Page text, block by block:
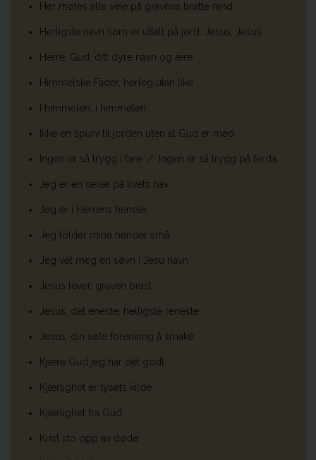
Her møtes alle veie på gravens bratte rand
Herligste navn som er uttalt på jord: Jesus, Jesus
Herre, Gud, ditt dyre navn og ære
Himmelske Fader, herleg utan like
I himmelen, i himmelen
Ikke en spurv til jorden uten at Gud er med
Ingen er så trygg i fare / Ingen er så trygg på ferda
Jeg er en seiler på livets hav
Jeg er i Herrens hender
Jeg folder mine hender små
Jeg vet meg en søvn i Jesu navn
Jesus lever, graven brast
Jesus, det eneste, helligste reneste
Jesus, din søte foreninng å smake
Kjære Gud jeg har det godt
Kjærlighet er lysets kilde
Kjærlighet fra Gud
Krist sto opp av døde